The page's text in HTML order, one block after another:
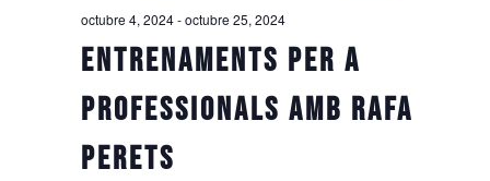
octubre 4, 2024-octubre 25, 2024
ENTRENAMENTS PER A
PROFESSIONALS AMB RAFA
PERETS